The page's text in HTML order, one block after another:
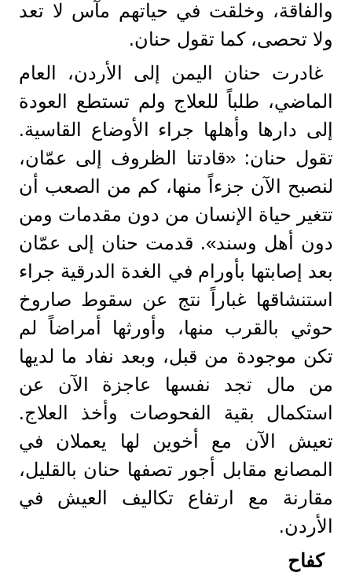
والفاقة، وخلقت في حياتهم مآس لا تعد
ولا تحصى، كما تقول حنان.
غادرت حنان اليمن إلى الأردن، العام
الماضي، طلباً للعلاج ولم تستطع العودة
إلى دارها وأهلها جراء الأوضاع القاسية.
تقول حنان: «قادتنا الظروف إلى عمّان،
لنصبح الآن جزءاً منها، كم من الصعب أن
تتغير حياة الإنسان من دون مقدمات ومن
دون أهل وسند». قدمت حنان إلى عمّان
بعد إصابتها بأورام في الغدة الدرقية جراء
استنشاقها غباراً نتج عن سقوط صاروخ
حوثي بالقرب منها، وأورثها أمراضاً لم
تكن موجودة من قبل، وبعد نفاد ما لديها
من مال تجد نفسها عاجزة الآن عن
استكمال بقية الفحوصات وأخذ العلاج.
تعيش الآن مع أخوين لها يعملان في
المصانع مقابل أجور تصفها حنان بالقليل،
مقارنة مع ارتفاع تكاليف العيش في
الأردن.
كفاح